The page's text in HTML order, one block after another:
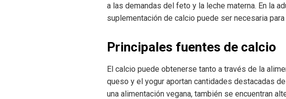
a las demandas del feto y la leche materna. En la
suplementación de calcio puede ser necesaria
Principales fuentes de calcio
El calcio puede obtenerse tanto a través de la
queso y el yogur aportan cantidades destacadas
una alimentación vegana, también se encuentran